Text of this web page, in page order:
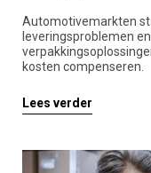
Automotivemarkten
leveringsproblemen
kosten compenseren.
Lees verder